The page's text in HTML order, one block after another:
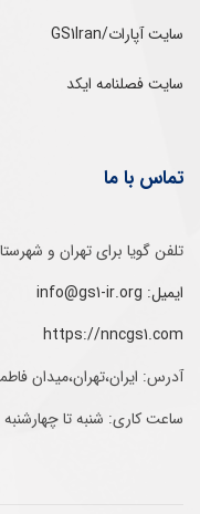
سایت آپارات/GS1Iran
سایت فصلنامه ایکد
تماس با ما
تلفن‌ گویا برای‌ تهران‌‌ و‌ شهرستان‌ها:‌ ۵۲۱۲۴
ایمیل: info@gs1-ir.org
https://nncgs1.com
آدرس: ایران،تهران،میدان
ساعت کاری: شنبه تا چهارشنبه - ۱۴:۳۰-